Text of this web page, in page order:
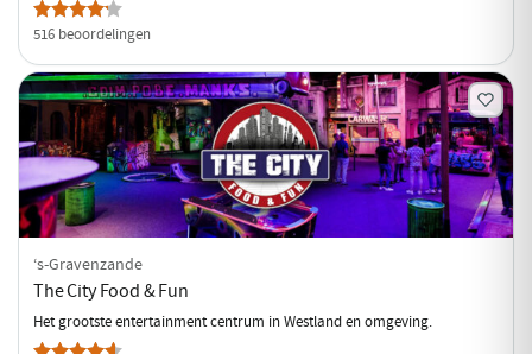
516 beoordelingen
‘s-Gravenzande
The City Food & Fun
Het grootste entertainment centrum in Westland en omgeving.